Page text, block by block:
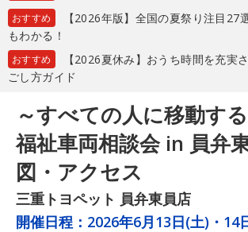
おすすめ
【2026年版】全国の夏祭り注目27
もわかる！
おすすめ
【2026夏休み】おうち時間を充実
ごし方ガイド
～すべての人に移動す
福祉車両相談会 in 員弁
図・アクセス
三重トヨペット 員弁東員店
開催日程： 2026年6月13日(土)・14